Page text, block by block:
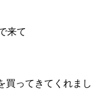
来て
買ってきてくれまし